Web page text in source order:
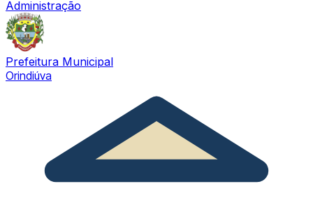
Administração
Prefeitura Municipal
Orindiúva